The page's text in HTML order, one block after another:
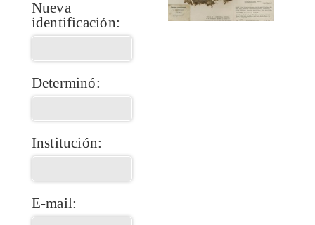
Nueva
identificación:
Determinó:
Institución:
E-mail: